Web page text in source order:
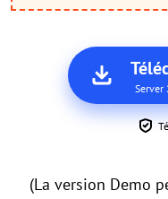
(La version Demo